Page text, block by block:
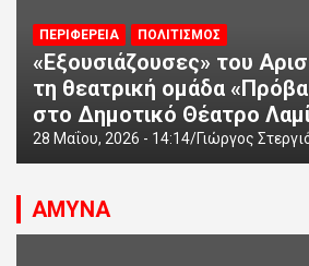
ΠΕΡΙΦΕΡΕΙΑ ΠΟΛΙΤΙΣΜΟΣ
«Εξουσιάζουσες» του
τη θεατρική ομάδα
στο Δημοτικό Θέατρο
28 Μαΐου, 2026 - 14:14 Γιώργος
ΑΜΥΝΑ